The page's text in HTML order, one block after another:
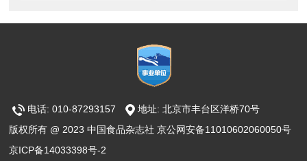
电话: 010-87293157
地址: 北京市丰台区洋桥70号
版权所有 @ 2023 中国食品杂志社 京公网安备11010602060050号
京ICP备14033398号-2